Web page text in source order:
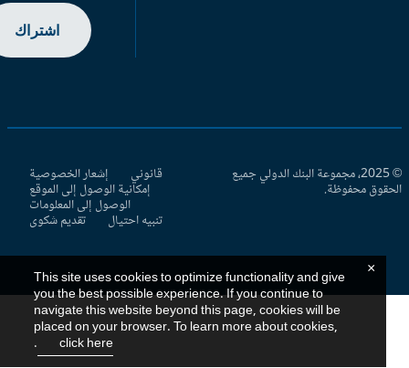
اشتراك
© 2025، مجموعة البنك الدولي جميع
محفوظة.
قانوني إشعار الخصوصية
إمكانية الوصول إلى الموقع
الوصول إلى المعلومات
تنبيه احتيال تقديم شكوى
This site uses cookies to optimize functionality and give
you the best possible experience. If you continue to
navigate this website beyond this page, cookies will be
placed on your browser. To learn more about cookies,
click here